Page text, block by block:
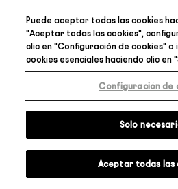
Puede aceptar todas las cookies
"Aceptar todas las cookies",
clic en "Configuración de cookies" o
cookies esenciales haciendo clic en "
Configuración de
Solo
Aceptar todas las